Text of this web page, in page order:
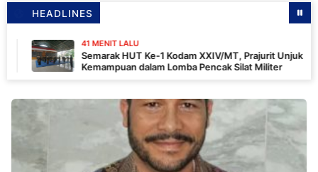
HEADLINES
41 MENIT LALU
Semarak HUT Ke-1 Kodam XXIV/MT, Prajurit Unjuk
Kemampuan dalam Lomba Pencak Silat Militer